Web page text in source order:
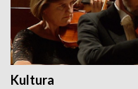
Kultura